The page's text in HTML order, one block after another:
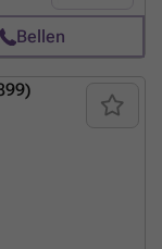
water,
Aandeel
of om een
21 De Wand via
Bellen